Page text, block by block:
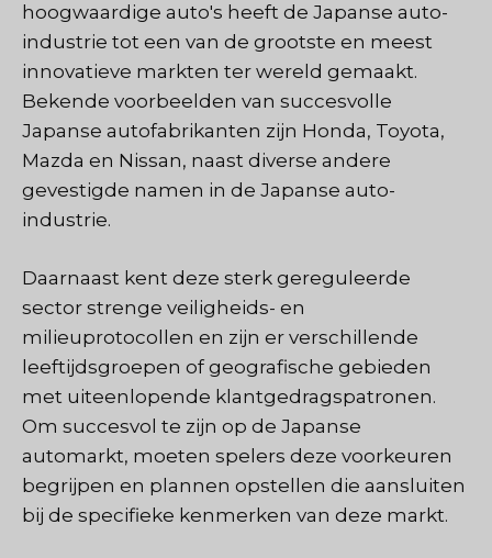
hoogwaardige auto's heeft de Japanse auto-
industrie tot een van de grootste en meest
innovatieve markten ter wereld gemaakt.
Bekende voorbeelden van succesvolle
Japanse autofabrikanten zijn Honda, Toyota,
Mazda en Nissan, naast diverse andere
gevestigde namen in de Japanse auto-
industrie.
Daarnaast kent deze sterk gereguleerde
sector strenge veiligheids- en
milieuprotocollen en zijn er verschillende
leeftijdsgroepen of geografische gebieden
met uiteenlopende klantgedragspatronen.
Om succesvol te zijn op de Japanse
automarkt, moeten spelers deze voorkeuren
begrijpen en plannen opstellen die aansluiten
bij de specifieke kenmerken van deze markt.